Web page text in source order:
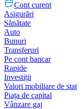
Cont curent
Asigurări
Sănătate
Auto
Bunuri
Transferuri
Pe cont bancar
Rapide
Investiții
Valori mobiliare de stat
Piața de capital
Vânzare gaj